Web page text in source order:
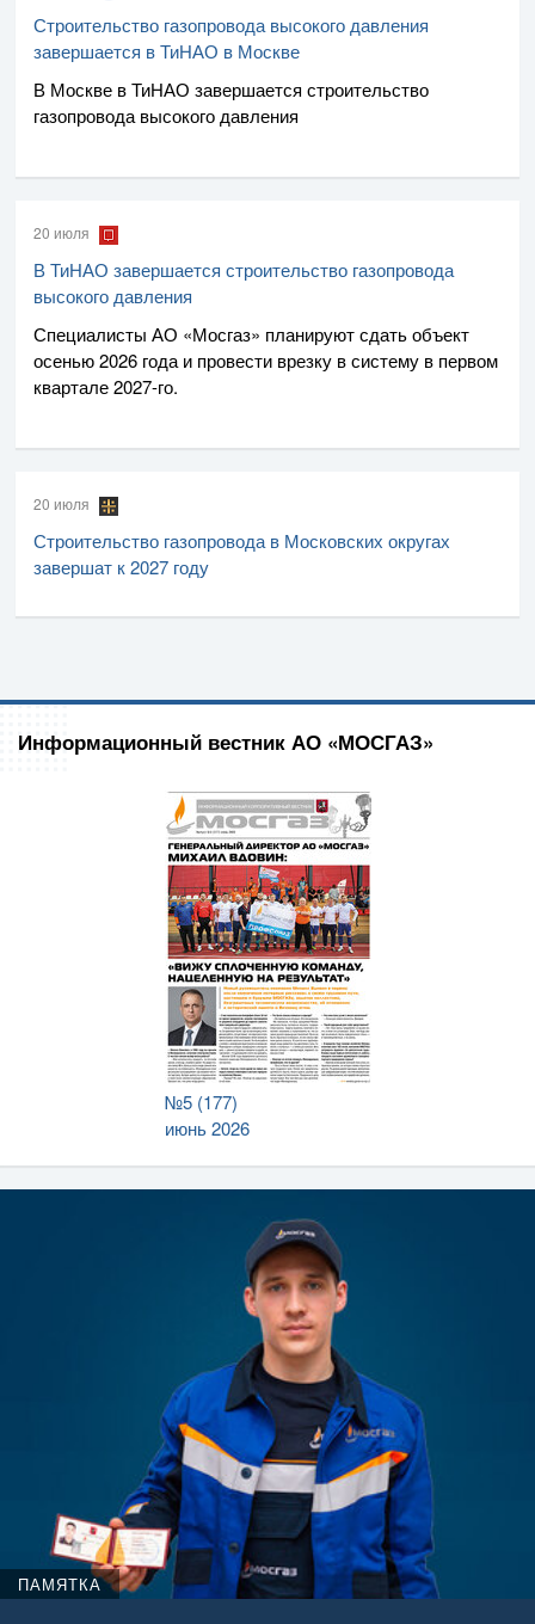
Строительство газопровода высокого давления
завершается в ТиНАО в Москве
В Москве в ТиНАО завершается строительство
газопровода высокого давления
20 июля
В ТиНАО завершается строительство газопровода
высокого давления
Специалисты АО «Мосгаз» планируют сдать объект
осенью 2026 года и провести врезку в систему в первом
квартале2027-го.
20 июля
Строительство газопровода в Московских округах
завершат к 2027 году
Информационный вестник АО «МОСГАЗ»
№5 (177)
июнь 2026
ПАМЯТКА